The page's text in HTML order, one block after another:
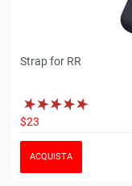
Strap for RR
$23
ACQUISTA